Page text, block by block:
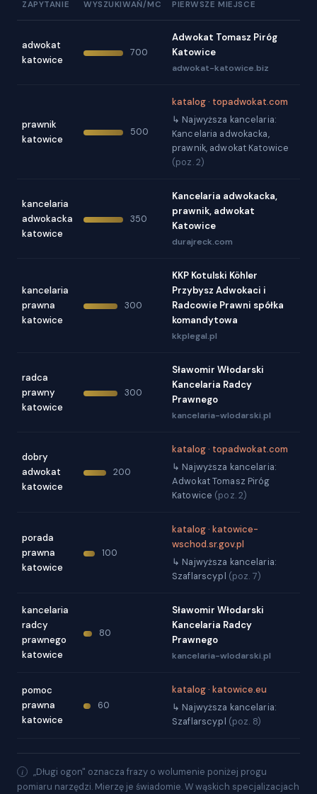
ZAPYTANIE WYSZUKIWAŃ/MC PIERWSZE MIEJSCE
adwokat
katowice
700
Adwokat Tomasz Piróg
Katowice
adwokat-katowice.biz
prawnik
katowice
500
katalog · topadwokat.com
↳ Najwyższa kancelaria:
Kancelaria adwokacka,
prawnik, adwokat Katowice
(poz. 2)
kancelaria
adwokacka
katowice
350
Kancelaria adwokacka,
prawnik, adwokat
Katowice
durajreck.com
kancelaria
prawna
katowice
300
KKP Kotulski Köhler
Przybysz Adwokaci i
Radcowie Prawni spółka
komandytowa
kkplegal.pl
radca
prawny
katowice
300
Sławomir Włodarski
Kancelaria Radcy
Prawnego
kancelaria-wlodarski.pl
dobry
adwokat
katowice
200
katalog · topadwokat.com
↳ Najwyższa kancelaria:
Adwokat Tomasz Piróg
Katowice (poz. 2)
porada
prawna
katowice
100
katalog · katowice-
wschod.sr.gov.pl
↳ Najwyższa kancelaria:
Szaflarscy.pl (poz. 7)
kancelaria
radcy
prawnego
katowice
80
Sławomir Włodarski
Kancelaria Radcy
Prawnego
kancelaria-wlodarski.pl
pomoc
prawna
katowice
60
katalog · katowice.eu
↳ Najwyższa kancelaria:
Szaflarscy.pl (poz. 8)
„Długi ogon" oznacza frazy o wolumenie poniżej progu
pomiaru narzędzi. Mierzę je świadomie. W wąskich specjalizacjach